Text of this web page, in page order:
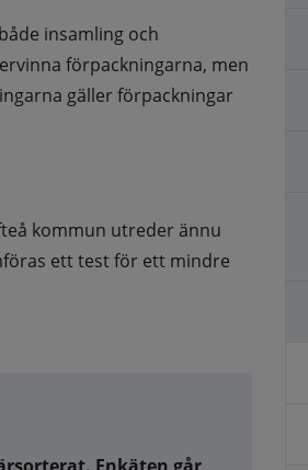
insamling och
förpackningarna, men
gäller förpackningar
kommun utreder ännu
ett test för ett mindre